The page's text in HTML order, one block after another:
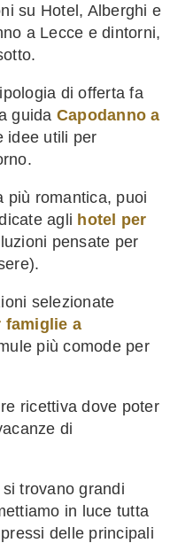
su Hotel, Alberghi e
a Lecce e dintorni,
di offerta fa
guida Capodanno a
idee utili per
più romantica, puoi
agli hotel per
pensate per
selezionate
famiglie a
più comode per
ricettiva dove poter
di
trovano grandi
in luce tutta
delle principali